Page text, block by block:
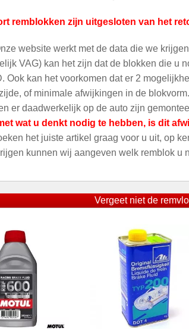
remblokken zijn uitgesloten van het
website werkt met de data die we
VAG) kan het zijn dat de blokken die u
Ook kan het voorkomen dat er 2
of minimale afwijkingen in de
er daadwerkelijk op de auto zijn
wat u denkt nodig te hebben, is dit
het juiste artikel graag voor u uit, op
kunnen wij aangeven welk remblok u
Vergeet niet de